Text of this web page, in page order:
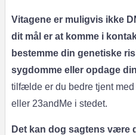
Vitagene er muligvis ikke
dit mål er at komme i
bestemme din genetiske
sygdomme eller opdage
tilfælde er du bedre tjent
eller 23andMe i stedet.
Det kan dog sagtens være